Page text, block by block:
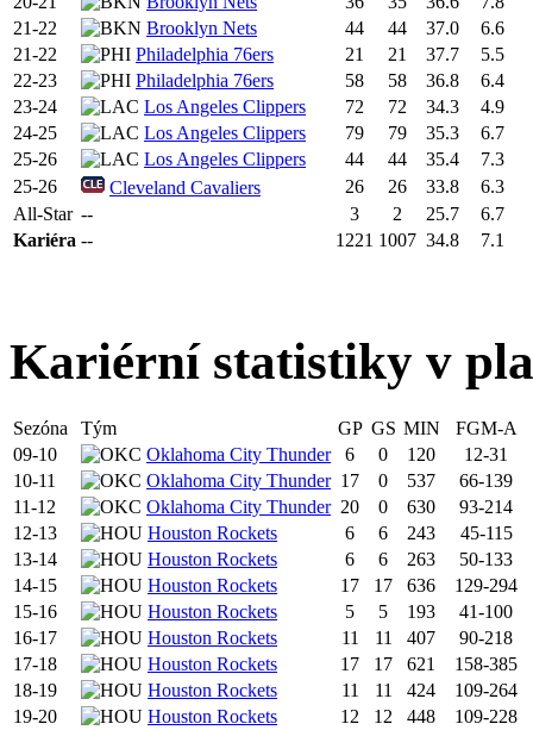
21-22
Brooklyn Nets 44 44 37.0
6.6
21-22
Philadelphia 76ers 21 21 37.7
5.5
22-23
Philadelphia 76ers 58 58 36.8
6.4
23-24
Los Angeles Clippers 72 72 34.3
4.9
24-25
Los Angeles Clippers 79 79 35.3
6.7
25-26
Los Angeles Clippers 44 44 35.4
7.3
25-26
Cleveland Cavaliers 26 26 33.8
6.3
All-Star -- 3 2 25.7
6.7
Kariéra -- 1221 1007 34.8 7.1
Kariérní statistiky v
Sezóna Tým GP GS MIN
FGM-A
09-10
Oklahoma City Thunder 6 0 120
12-31
10-11
Oklahoma City Thunder 17 0 537
66-139
11-12
Oklahoma City Thunder 20 0 630
93-214
12-13
Houston Rockets 6 6 243
45-115
13-14
Houston Rockets 6 6 263
50-133
14-15
Houston Rockets 17 17 636
129-294
15-16
Houston Rockets 5 5 193
41-100
16-17
Houston Rockets 11 11 407
90-218
17-18
Houston Rockets 17 17 621
158-385
18-19
Houston Rockets 11 11 424
109-264
19-20
Houston Rockets 12 12 448
109-228